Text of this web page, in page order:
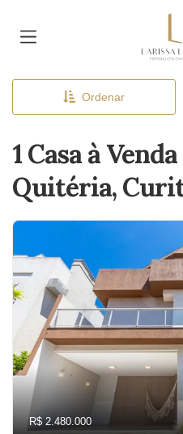
Ordenar
1 Casa à
Quitéria,
R$ 2.480.000